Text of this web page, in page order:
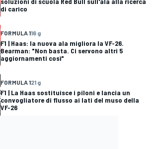
di carico
FORMULA 116 g
F1 | Haas: la nuova ala migliora la VF-26.
Bearman: "Non basta. Ci servono altri 5
aggiornamenti così"
FORMULA 121 g
F1 | La Haas sostituisce i piloni e lancia un
convogliatore di flusso ai lati del muso della
VF-26